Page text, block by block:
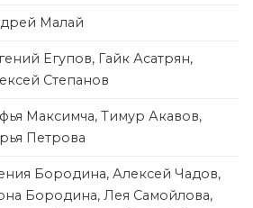
Малай
Егупов, Гайк Асатрян,
Степанов
Максимча, Тимур Акавов,
Петрова
Бородина, Алексей Чадов,
Бородина, Лея Самойлова,